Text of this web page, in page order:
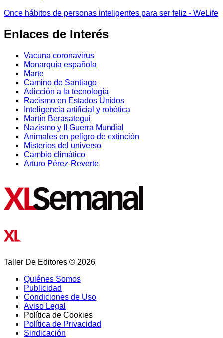
Once hábitos de personas inteligentes para ser feliz - WeLife
Enlaces de Interés
Vacuna coronavirus
Monarquía española
Marte
Camino de Santiago
Adicción a la tecnología
Racismo en Estados Unidos
Inteligencia artificial y robótica
Martín Berasategui
Nazismo y II Guerra Mundial
Animales en peligro de extinción
Misterios del universo
Cambio climático
Arturo Pérez-Reverte
Taller De Editores © 2026
Quiénes Somos
Publicidad
Condiciones de Uso
Aviso Legal
Política de Cookies
Política de Privacidad
Sindicación